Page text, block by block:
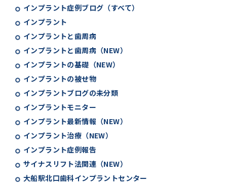
インプラント症例ブログ（すべて）
インプラント
インプラントと歯周病
インプラントと歯周病（NEW）
インプラントの基礎（NEW）
インプラントの被せ物
インプラントブログの未分類
インプラントモニター
インプラント最新情報（NEW）
インプラント治療（NEW）
インプラント症例報告
サイナスリフト法関連（NEW）
大船駅北口歯科インプラントセンター